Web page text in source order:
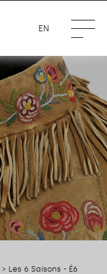
EN
> Les 6 Saisons - É6